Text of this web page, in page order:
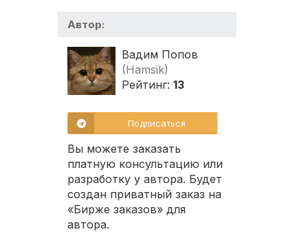
Автор:
Вадим Попов
(Hamsik)
Рейтинг: 13
Подписаться
Вы можете заказать
платную консультацию или
разработку у автора. Будет
создан приватный заказ на
«Бирже заказов» для
автора.